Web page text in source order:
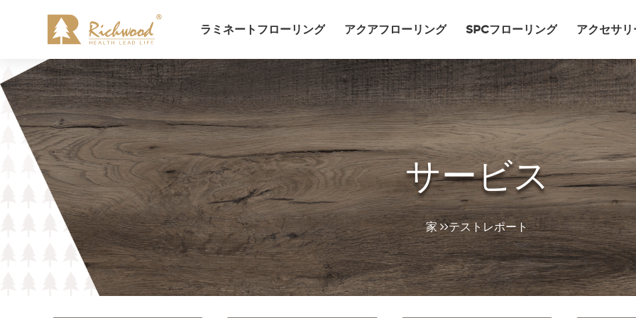
ラミネートフローリング アクアフローリング SPCフローリング アクセサリ
サービス
家 テストレポート